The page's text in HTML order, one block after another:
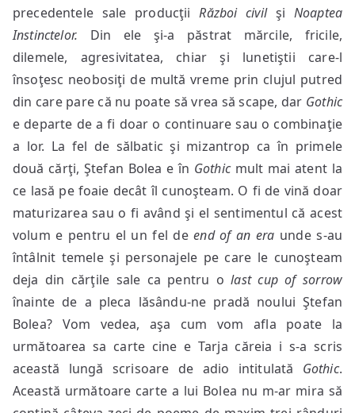
precedentele sale producţiiRăzboi civilşi Noaptea
Instinctelor. Din ele şi-a păstrat mărcile, fricile,
dilemele, agresivitatea, chiar şi lunetiştii care-l
însoţesc neobosiţi de multă vreme prin clujul putred
din care pare că nu poate să vrea să scape, dar Gothic
e departe de a fi doar o continuare sau o combinaţie
a lor. La fel de sălbatic şi mizantrop ca în primele
două cărţi, Ştefan Bolea e în Gothicmult mai atent la
ce lasă pe foaie decât îl cunoşteam. O fi de vină doar
maturizarea sau o fi având şi el sentimentul că acest
volum e pentru el un fel deend of an era unde s-au
întâlnit temele şi personajele pe care le cunoşteam
deja din cărţile sale ca pentru o last cup of sorrow
înainte de a pleca lăsându-ne pradă noului Ştefan
Bolea? Vom vedea, aşa cum vom afla poate la
următoarea sa carte cine e Tarja căreia i s-a scris
această lungă scrisoare de adio intitulată Gothic.
Această următoare carte a lui Bolea nu m-ar mira să